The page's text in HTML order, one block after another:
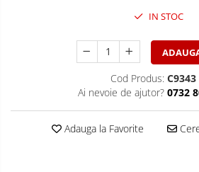
IN STOC
Cod Produs: C9343
Ai nevoie de ajutor? 0732
Adauga la Favorite